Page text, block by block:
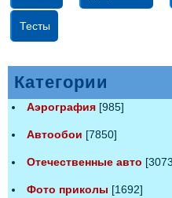
Тесты
Категории
Аэрография [985]
Автообои [7850]
Отечественные авто
Фото приколы [1692]